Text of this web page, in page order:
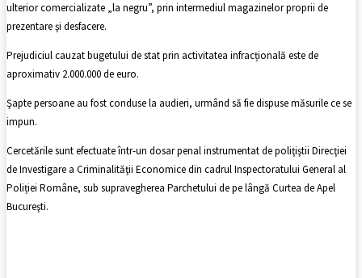
ulterior comercializate „la negru”, prin intermediul magazinelor proprii de
prezentare şi desfacere.
Prejudiciul cauzat bugetului de stat prin activitatea infracțională este de
aproximativ 2.000.000 de euro.
Şapte persoane au fost conduse la audieri, urmând să fie dispuse măsurile ce se
impun.
Cercetările sunt efectuate într-un dosar penal instrumentat de poliţiştii Direcţiei
de Investigare a Criminalităţii Economice din cadrul Inspectoratului General al
Poliției Române, sub supravegherea Parchetului de pe lângă Curtea de Apel
Bucureşti.